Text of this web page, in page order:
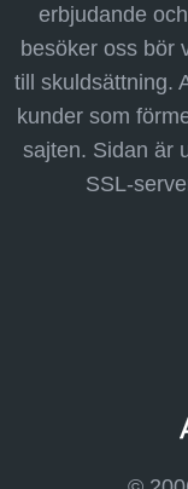
erbjudande
besöker oss bör
till skuldsättning.
kunder som
sajten. Sidan är
SSL-